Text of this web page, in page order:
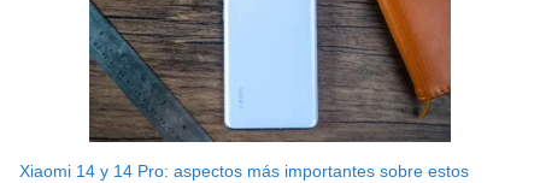
Xiaomi 14 y 14 Pro: aspectos más importantes sobre estos